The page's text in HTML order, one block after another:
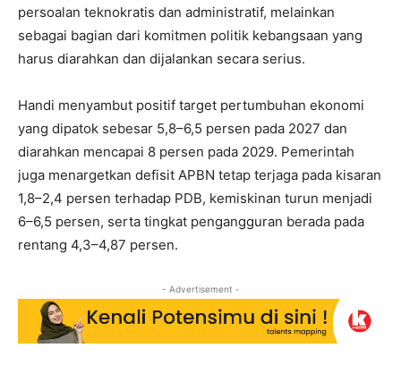
persoalan teknokratis dan administratif, melainkan
sebagai bagian dari komitmen politik kebangsaan yang
harus diarahkan dan dijalankan secara serius.
Handi menyambut positif target pertumbuhan ekonomi
yang dipatok sebesar 5,8–6,5 persen pada 2027 dan
diarahkan mencapai 8 persen pada 2029. Pemerintah
juga menargetkan defisit APBN tetap terjaga pada kisaran
1,8–2,4 persen terhadap PDB, kemiskinan turun menjadi
6–6,5 persen, serta tingkat pengangguran berada pada
rentang 4,3–4,87 persen.
- Advertisement -